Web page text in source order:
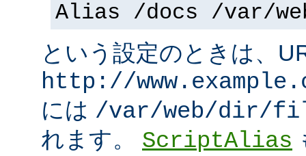
Alias /docs /var/
という設定のときは、
http://
には /var/web/dir/
れます。 ScriptAlias